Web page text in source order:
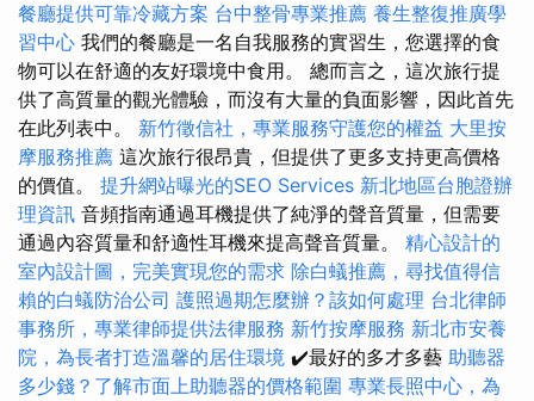
餐廳提供可靠冷藏方案 台中整骨專業推薦 養生整復推廣學
習中心 我們的餐廳是一名自我服務的實習生，您選擇的食
物可以在舒適的友好環境中食用。 總而言之，這次旅行提
供了高質量的觀光體驗，而沒有大量的負面影響，因此首先
在此列表中。 新竹徵信社，專業服務守護您的權益 大里按
摩服務推薦 這次旅行很昂貴，但提供了更多支持更高價格
的價值。 提升網站曝光的SEO Services 新北地區台胞證辦
理資訊 音頻指南通過耳機提供了純淨的聲音質量，但需要
通過內容質量和舒適性耳機來提高聲音質量。 精心設計的
室內設計圖，完美實現您的需求 除白蟻推薦，尋找值得信
賴的白蟻防治公司 護照過期怎麼辦？該如何處理 台北律師
事務所，專業律師提供法律服務 新竹按摩服務 新北市安養
院，為長者打造溫馨的居住環境 ✔️最好的多才多藝 助聽器
多少錢？了解市面上助聽器的價格範圍 專業長照中心，為